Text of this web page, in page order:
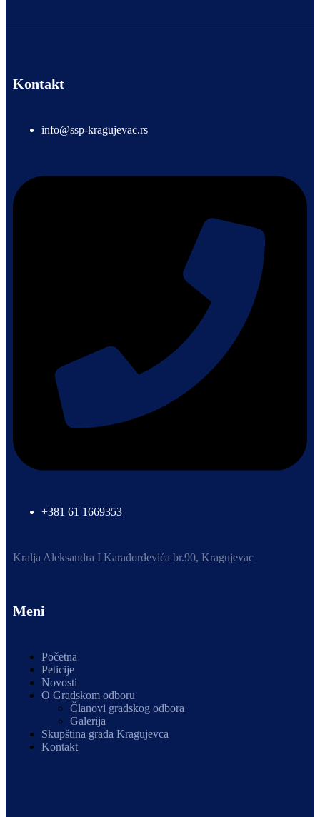
Kontakt
info@ssp-kragujevac.rs
+381 61 1669353
Kralja Aleksandra I Karađorđevića br.90, Kragujevac
Meni
Početna
Peticije
Novosti
O Gradskom odboru
Članovi gradskog odbora
Galerija
Skupština grada Kragujevca
Kontakt